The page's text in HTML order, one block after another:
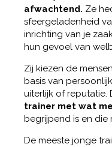
afwachtend. Ze
sfeergeladenheid
inrichting van je
hun gevoel van
Zij kiezen de
basis van
uiterlijk of reputatie.
trainer met wat
begrijpend is en die
De meeste jonge